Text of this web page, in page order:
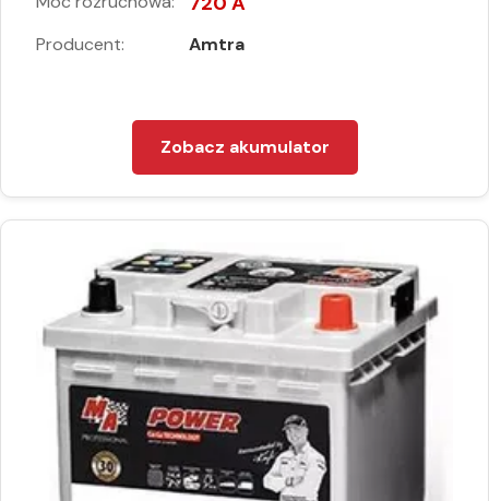
Producent: Amtra
Zobacz akumulator